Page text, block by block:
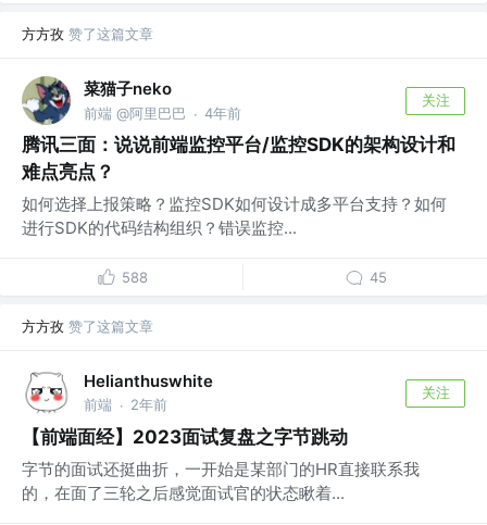
方方孜 赞了这篇文章
菜猫子neko
前端 @阿里巴巴 · 4年前
关注
腾讯三面：说说前端监控平台/监控SDK的架构设计和
难点亮点？
如何选择上报策略？监控SDK如何设计成多平台支持？如何
进行SDK的代码结构组织？错误监控...
588 45
方方孜 赞了这篇文章
Helianthuswhite
前端 · 2年前
关注
【前端面经】2023面试复盘之字节跳动
字节的面试还挺曲折，一开始是某部门的HR直接联系我
的，在面了三轮之后感觉面试官的状态瞅着...